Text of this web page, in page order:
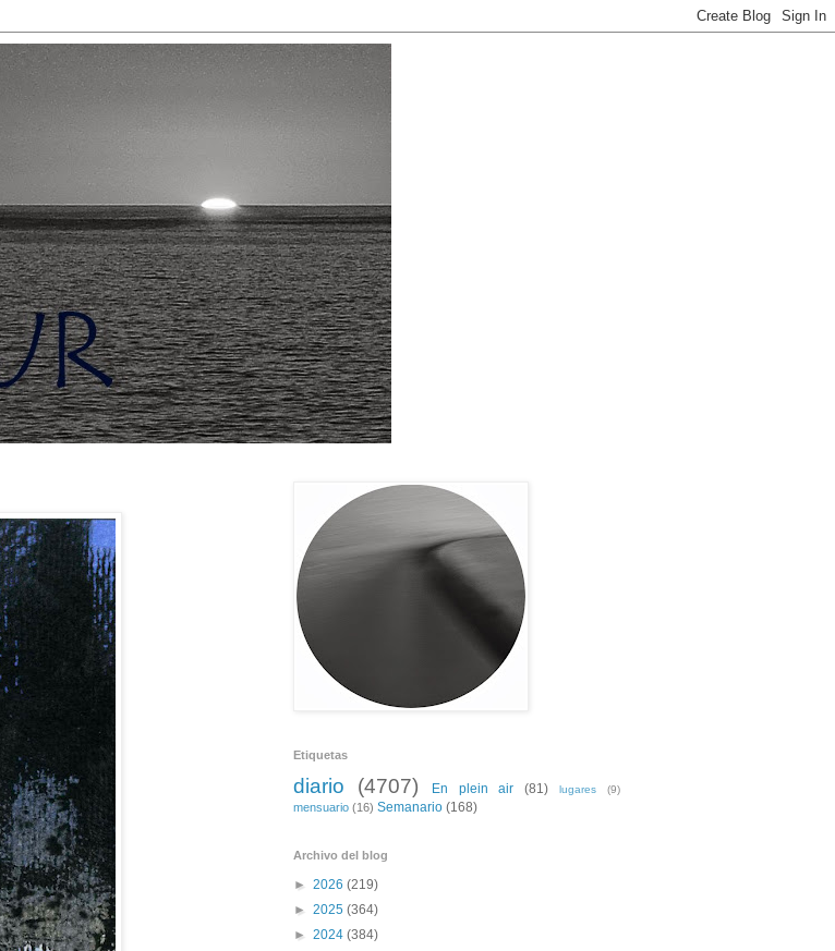
Etiquetas
diario (4707) En plein air (81) lugares (9)
mensuario (16) Semanario (168)
Archivo del blog
► 2026 (219)
► 2025 (364)
► 2024 (384)